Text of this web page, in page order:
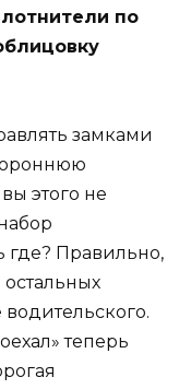
по
замками
этого не
где? Правильно,
теперь